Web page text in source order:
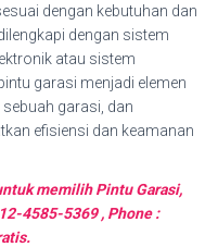
dengan kebutuhan dan
dengan sistem
atau sistem
garasi menjadi elemen
garasi, dan
efisiensi dan keamanan
memilih Pintu Garasi,
4585-5369 , Phone :